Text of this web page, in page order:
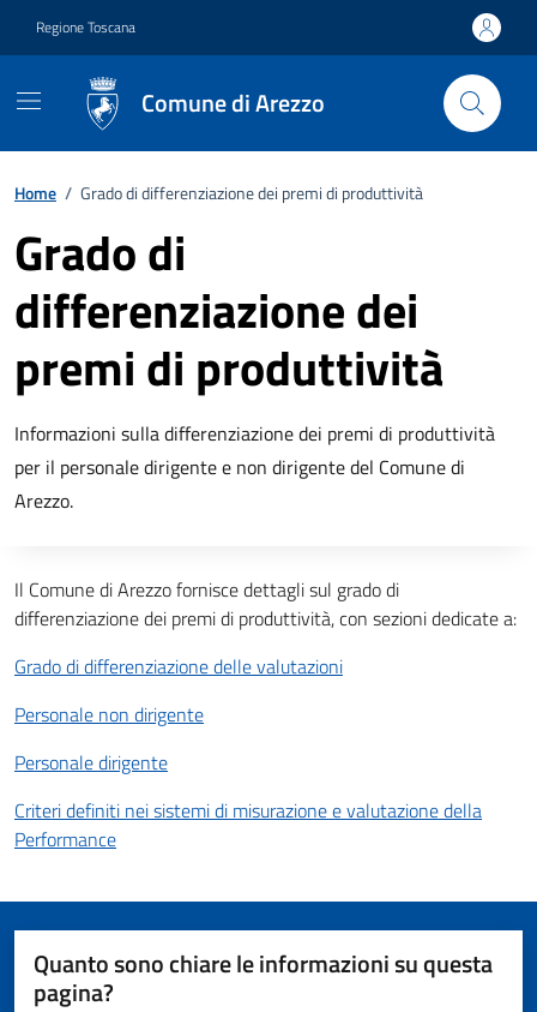
Regione Toscana
Comune di Arezzo
Home / Grado di differenziazione dei premi di produttività
Grado di
differenziazione dei
premi di produttività
Descrizione breve
Informazioni sulla differenziazione dei premi di produttività
per il personale dirigente e non dirigente del Comune di
Arezzo.
Descrizione completa
Il Comune di Arezzo fornisce dettagli sul grado di
differenziazione dei premi di produttività, con sezioni dedicate a:
Grado di differenziazione delle valutazioni
Personale non dirigente
Personale dirigente
Criteri definiti nei sistemi di misurazione e valutazione della
Performance
Quanto sono chiare le informazioni su questa
pagina?